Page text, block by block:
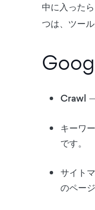
中に入った
つは、ツー
Crawl
キーワ
です。
サイト
のペー